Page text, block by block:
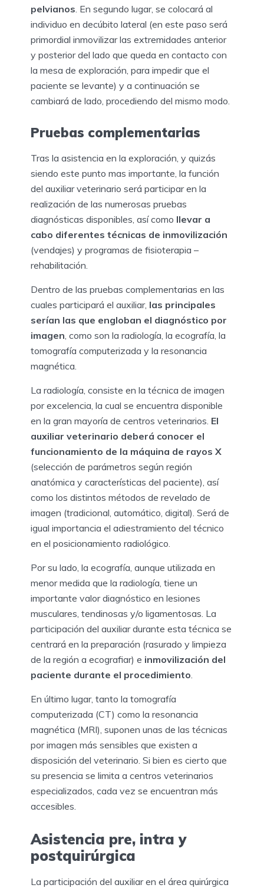
pelvianos . En segundo lugar, se colocará al
individuo en decúbito lateral (en este paso será
primordial inmovilizar las extremidades anterior
y posterior del lado que queda en contacto con
la mesa de exploración, para impedir que el
paciente se levante) y a continuación se
cambiará de lado, procediendo del mismo modo.
Pruebas complementarias
Tras la asistencia en la exploración, y quizás
siendo este punto mas importante, la función
del auxiliar veterinario será participar en la
realización de las numerosas pruebas
diagnósticas disponibles, así como llevar a
cabo diferentes técnicas de inmovilización
(vendajes) y programas de fisioterapia –
rehabilitación.
Dentro de las pruebas complementarias en las
cuales participará el auxiliar, las principales
serían las que engloban el diagnóstico por
imagen, como son la radiología, la ecografía, la
tomografía computerizada y la resonancia
magnética.
La radiología, consiste en la técnica de imagen
por excelencia, la cual se encuentra disponible
en la gran mayoría de centros veterinarios. El
auxiliar veterinario deberá conocer el
funcionamiento de la máquina de rayos X
(selección de parámetros según región
anatómica y características del paciente), así
como los distintos métodos de revelado de
imagen (tradicional, automático, digital). Será de
igual importancia el adiestramiento del técnico
en el posicionamiento radiológico.
Por su lado, la ecografía, aunque utilizada en
menor medida que la radiología, tiene un
importante valor diagnóstico en lesiones
musculares, tendinosas y/o ligamentosas. La
participación del auxiliar durante esta técnica se
centrará en la preparación (rasurado y limpieza
de la región a ecografiar) e inmovilización del
paciente durante el procedimiento.
En último lugar, tanto la tomografía
computerizada (CT) como la resonancia
magnética (MRI), suponen unas de las técnicas
por imagen más sensibles que existen a
disposición del veterinario. Si bien es cierto que
su presencia se limita a centros veterinarios
especializados, cada vez se encuentran más
accesibles.
Asistencia pre, intra y
postquirúrgica
La participación del auxiliar en el área quirúrgica